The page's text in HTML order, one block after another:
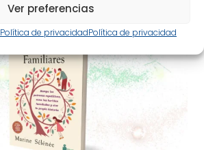
Ver preferencias
Política de privacidadPolítica de privacidad